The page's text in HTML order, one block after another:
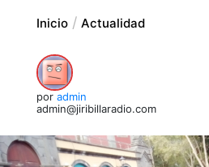
Inicio Actualidad
por admin
admin@jiribillaradio.com